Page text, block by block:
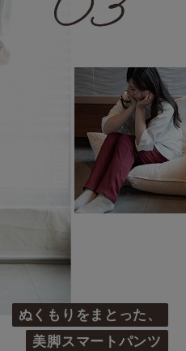
ぬくもりをまとった、
美脚スマートパンツ